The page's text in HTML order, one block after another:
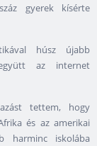
gyerek kísérte
húsz újabb
az internet
tettem, hogy
és az amerikai
harminc iskolába